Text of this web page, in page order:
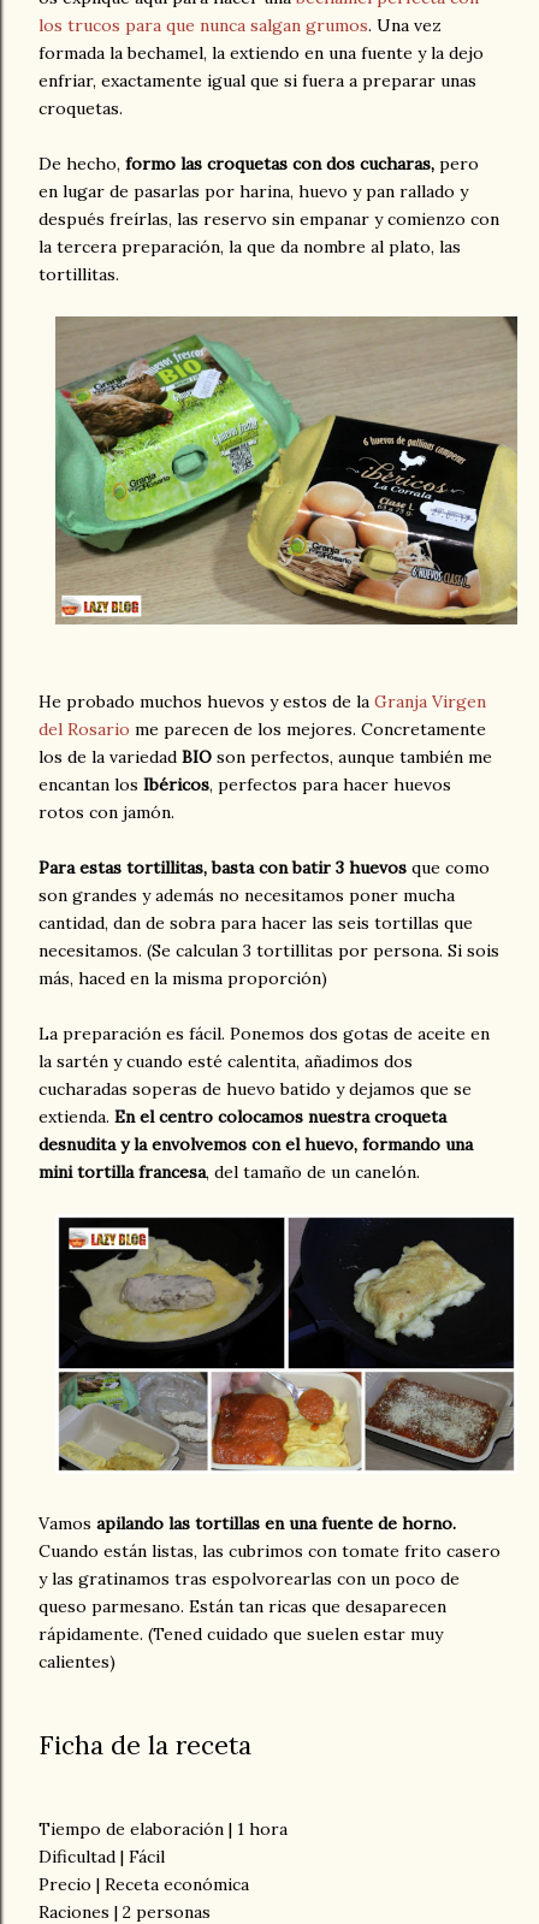
los trucos para que nunca salgan grumos. Una vez
formada la bechamel, la extiendo en una fuente y la dejo
enfriar, exactamente igual que si fuera a preparar unas
croquetas.
De hecho, formo las croquetas con dos cucharas, pero
en lugar de pasarlas por harina, huevo y pan rallado y
después freírlas, las reservo sin empanar y comienzo con
la tercera preparación, la que da nombre al plato, las
tortillitas.
He probado muchos huevos y estos de la Granja Virgen
del Rosario me parecen de los mejores. Concretamente
los de la variedad BIO son perfectos, aunque también me
encantan los Ibéricos, perfectos para hacer huevos
rotos con jamón.
Para estas tortillitas, basta con batir 3 huevos que como
son grandes y además no necesitamos poner mucha
cantidad, dan de sobra para hacer las seis tortillas que
necesitamos. (Se calculan 3 tortillitas por persona. Si sois
más, haced en la misma proporción)
La preparación es fácil. Ponemos dos gotas de aceite en
la sartén y cuando esté calentita, añadimos dos
cucharadas soperas de huevo batido y dejamos que se
extienda. En el centro colocamos nuestra croqueta
desnudita y la envolvemos con el huevo, formando una
mini tortilla francesa, del tamaño de un canelón.
Vamos apilando las tortillas en una fuente de horno.
Cuando están listas, las cubrimos con tomate frito casero
y las gratinamos tras espolvorearlas con un poco de
queso parmesano. Están tan ricas que desaparecen
rápidamente. (Tened cuidado que suelen estar muy
calientes)
Ficha de la receta
Tiempo de elaboración | 1 hora
Dificultad | Fácil
Precio | Receta económica
Raciones | 2 personas